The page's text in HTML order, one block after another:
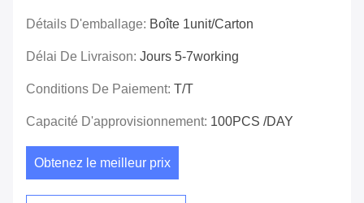
Détails D'emballage: Boîte 1unit/carton
Délai De Livraison: Jours 5-7working
Conditions De Paiement: T/T
Capacité D'approvisionnement: 100PCS /DAY
Obtenez le meilleur prix